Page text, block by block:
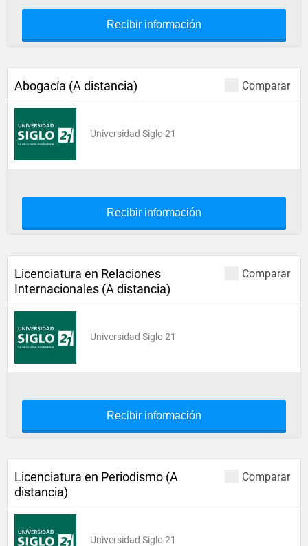
Recibir información
Comparar
Abogacía (A distancia)
Universidad Siglo 21
Recibir información
Comparar
Licenciatura en Relaciones
Internacionales (A distancia)
Universidad Siglo 21
Recibir información
Comparar
Licenciatura en Periodismo (A
distancia)
Universidad Siglo 21